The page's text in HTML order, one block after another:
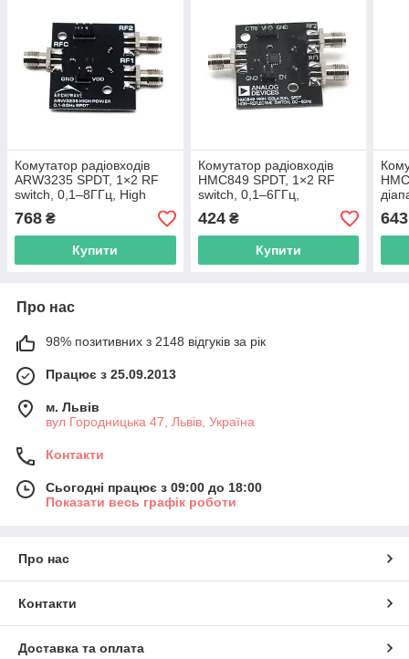
Комутатор радіовходів
ARW3235 SPDT, 1×2 RF
switch, 0,1–8ГГц, High
Power, високочастотний
перемикач сигналу
768 ₴
Купити
Комутатор радіовходів
HMC849 SPDT, 1×2 RF
switch, 0,1–6ГГц,
високочастотний
перемикач сигналу SMA
424₴
Купити
643
Про нас
98% позитивних з 2148 відгуків за рік
Працює з 25.09.2013
м. Львів
вул Городницька 47, Львів, Україна
Контакти
Сьогодні працює з 09:00 до 18:00
Показати весь графік роботи
Про нас
Контакти
Доставка та оплата